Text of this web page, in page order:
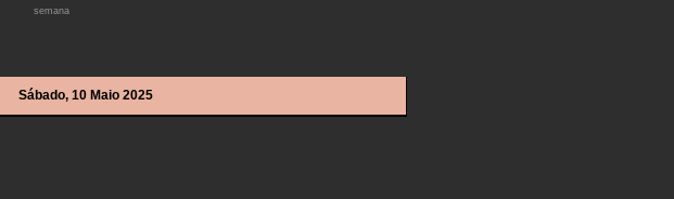
semana
Sábado, 10 Maio 2025